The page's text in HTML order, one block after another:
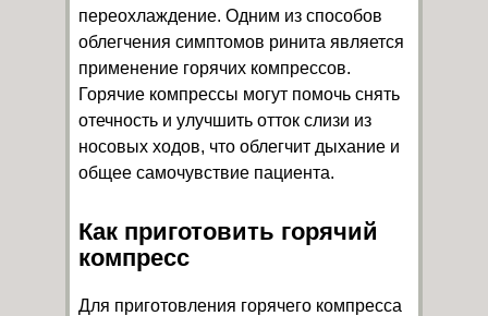
переохлаждение. Одним из способов
облегчения симптомов ринита является
применение горячих компрессов.
Горячие компрессы могут помочь снять
отечность и улучшить отток слизи из
носовых ходов, что облегчит дыхание и
общее самочувствие пациента.
Как приготовить горячий
компресс
Для приготовления горячего компресса